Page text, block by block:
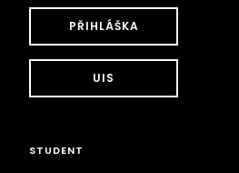
PŘIHLÁŠKA
UIS
STUDENT